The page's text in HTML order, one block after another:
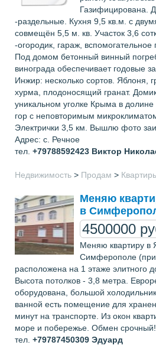
Газифицирована.
-раздельные. Кухня 9,5 кв.м. с
совмещён 5,5 м. кв. Участок 3,6
-огородик, гараж,
Под домом бетонный винный
винограда обеспечивает годовые
Инжир: несколько сортов. Яблоня,
хурма, плодоносящий гранат.
уникальном уголке Крыма в
гор с неповторимым
Электрички 3,5 км. Вышлю фото
Адрес: с. Речное
тел. +79788592423 Виктор
Недвижимость > Продам >
Меняю
в
4500000
Меняю квартиру в
Симферополе
расположена на 1 этаже элитного
Высота потолков - 3,8 метра.
оборудована, большой
ванной есть помещение для
минут на транспорте. Из окон
море и побережье. Обмен срочный!
тел. +79787450309 Эдуард